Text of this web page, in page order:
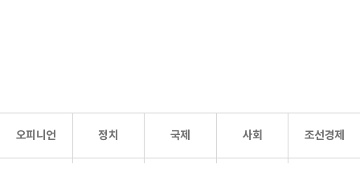
오피니언 정치 국제 사회 조선경제